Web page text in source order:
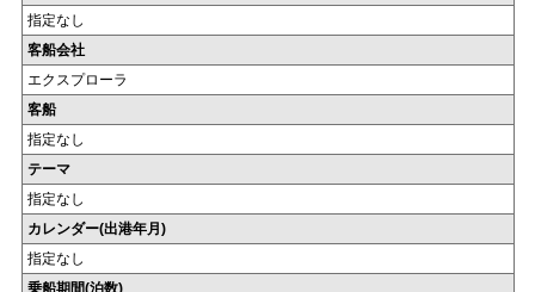
指定なし
客船会社
エクスプローラ
客船
指定なし
テーマ
指定なし
カレンダー(出港年月)
指定なし
乗船期間(泊数)